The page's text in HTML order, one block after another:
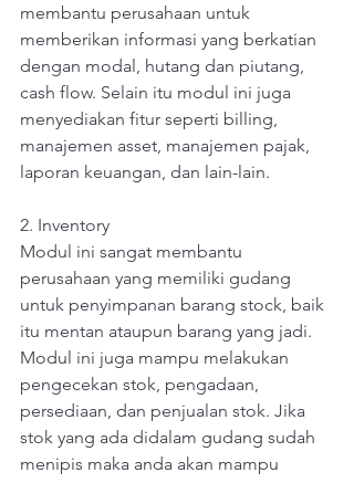
membantu perusahaan untuk
memberikan informasi yang berkatian
dengan modal, hutang dan piutang,
cash flow. Selain itu modul ini juga
menyediakan fitur seperti billing,
manajemen asset, manajemen pajak,
laporan keuangan, dan lain-lain.
2. Inventory
Modul ini sangat membantu
perusahaan yang memiliki gudang
untuk penyimpanan barang stock, baik
itu mentan ataupun barang yang jadi.
Modul ini juga mampu melakukan
pengecekan stok, pengadaan,
persediaan, dan penjualan stok. Jika
stok yang ada didalam gudang sudah
menipis maka anda akan mampu